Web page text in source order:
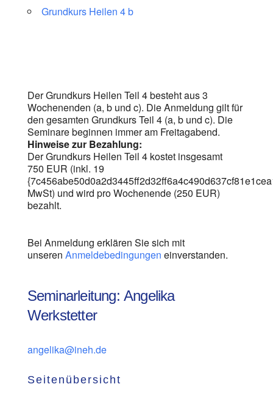
Grundkurs Heilen 4 b
Der Grundkurs Heilen Teil 4 besteht aus 3
Wochenenden (a, b und c). Die Anmeldung gilt für
den gesamten Grundkurs Teil 4 (a, b und c). Die
Seminare beginnen immer am Freitagabend.
Hinweise zur Bezahlung:
Der Grundkurs Heilen Teil 4 kostet insgesamt
750 EUR (inkl. 19
MwSt) und wird pro Wochenende (250 EUR)
bezahlt.
Bei Anmeldung erklären Sie sich mit
unseren Anmeldebedingungen einverstanden.
Seminarleitung: Angelika
Werkstetter
angelika@ineh.de
Seitenübersicht